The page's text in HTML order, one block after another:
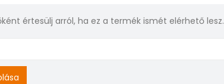
értesülj arról, ha ez a termék ismét elérhető lesz.